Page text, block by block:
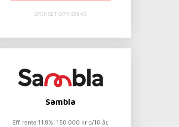
SPONSET OPPFØRING
Sambla
Eff. rente 11.9%, 150 000 kr o/10 år,